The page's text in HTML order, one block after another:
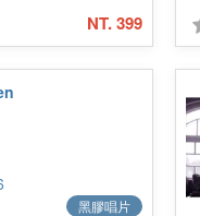
NT. 399
黑膠唱片